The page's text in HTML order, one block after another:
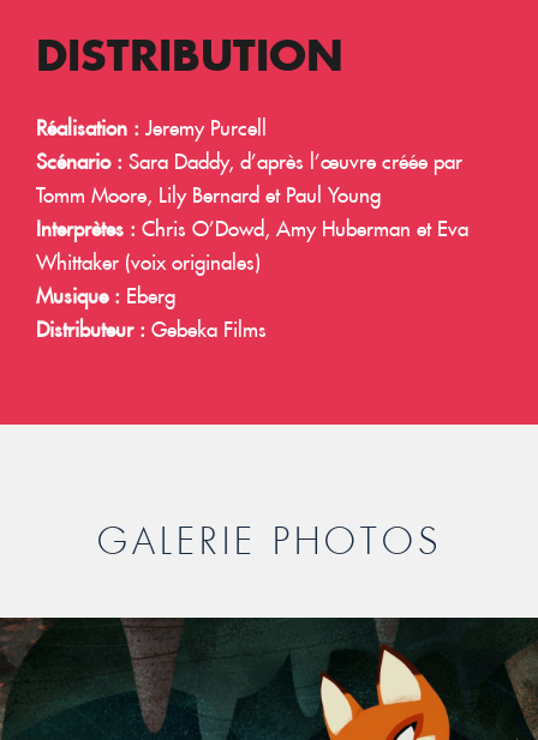
DISTRIBUTION
Réalisation : Jeremy Purcell
Scénario : Sara Daddy, d’après l’œuvre créée par
Tomm Moore, Lily Bernard et Paul Young
Interprètes : Chris O’Dowd, Amy Huberman et Eva
Whittaker (voix originales)
Musique : Eberg
Distributeur : Gebeka Films
GALERIE PHOTOS